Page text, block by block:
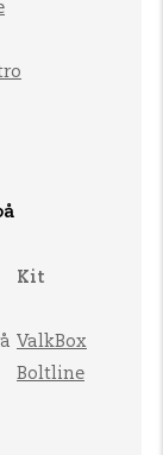
Kit
ValkBox
Boltline